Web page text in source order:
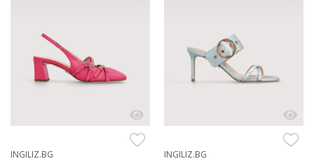
INGILIZ.BG INGILIZ.BG